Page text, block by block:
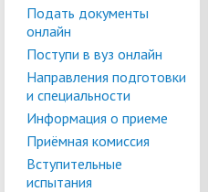
Подать документы
онлайн
Поступи в вуз онлайн
Направления подготовки
и специальности
Информация о приеме
Приёмная комиссия
Вступительные
испытания